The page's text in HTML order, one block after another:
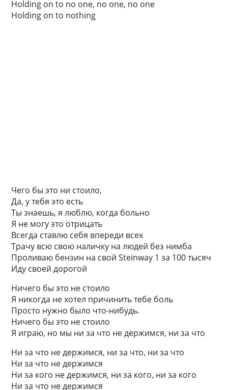
Holding on to no one, no one, no one
Holding on to nothing
Чего бы это ни стоило,
Да, у тебя это есть
Ты знаешь, я люблю, когда больно
Я не могу это отрицать
Всегда ставлю себя впереди всех
Трачу всю свою наличку на людей без нимба
Проливаю бензин на свой Steinway 1 за 100 тысяч
Иду своей дорогой
Ничего бы это не стоило
Я никогда не хотел причинить тебе боль
Просто нужно было что-нибудь.
Ничего бы это не стоило
Я играю, но мы ни за что не держимся, ни за что
Ни за что не держимся, ни за что, ни за что
Ни за что не держимся
Ни за кого не держимся, ни за кого, ни за кого
Ни за что не держимся